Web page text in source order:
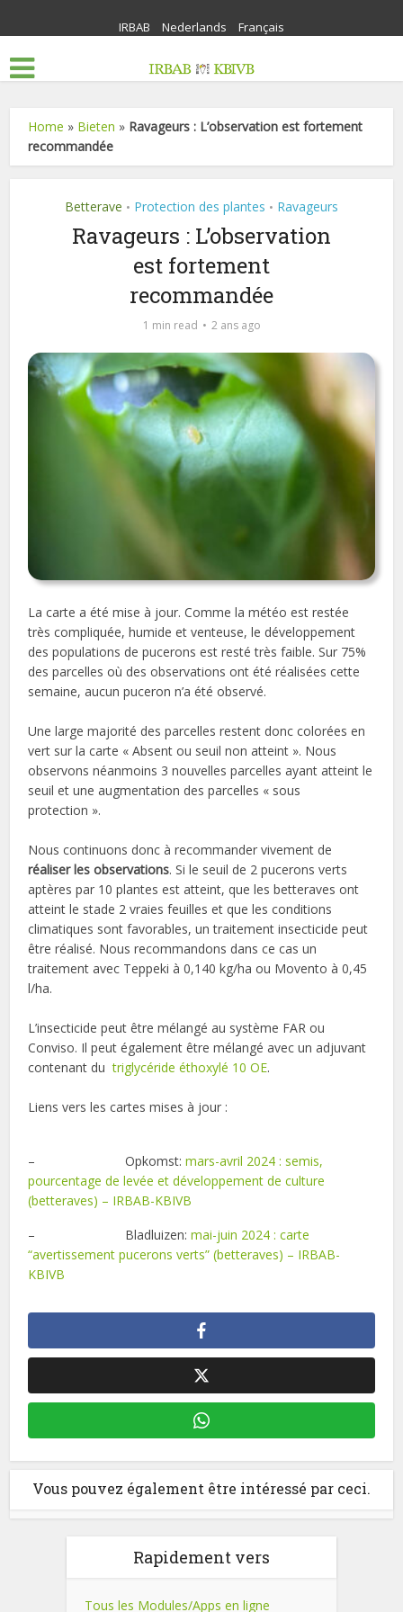
IRBAB Nederlands Français
Home » Bieten » Ravageurs : L’observation est fortement
recommandée
Betterave • Protection des plantes • Ravageurs
Ravageurs : L’observation
est fortement
recommandée
1 min read 2 ans ago
La carte a été mise à jour. Comme la météo est restée
très compliquée, humide et venteuse, le développement
des populations de pucerons est resté très faible. Sur 75%
des parcelles où des observations ont été réalisées cette
semaine, aucun puceron n’a été observé.
Une large majorité des parcelles restent donc colorées en
vert sur la carte « Absent ou seuil non atteint ». Nous
observons néanmoins 3 nouvelles parcelles ayant atteint le
seuil et une augmentation des parcelles « sous
protection ».
Nous continuons donc à recommander vivement de
réaliser les observations. Si le seuil de 2 pucerons verts
aptères par 10 plantes est atteint, que les betteraves ont
atteint le stade 2 vraies feuilles et que les conditions
climatiques sont favorables, un traitement insecticide peut
être réalisé. Nous recommandons dans ce cas un
traitement avec Teppeki à 0,140 kg/ha ou Movento à 0,45
l/ha.
L’insecticide peut être mélangé au système FAR ou
Conviso. Il peut également être mélangé avec un adjuvant
contenant dutriglycéride éthoxylé 10 OE.
Liens vers les cartes mises à jour :
– Opkomst:mars-avril 2024 : semis,
pourcentage de levée et développement de culture
(betteraves) – IRBAB-KBIVB
– Bladluizen:mai-juin 2024 : carte
“avertissement pucerons verts” (betteraves) – IRBAB-
KBIVB
Vous pouvez également être intéressé par ceci.
Rapidement vers
Tous les Modules/Apps en ligne